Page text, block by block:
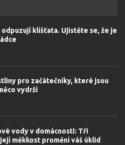
klíšťata. Ujistěte se, že je
pro začátečníky, které jsou
vydrží
vody v domácnosti: Tři
měkkost promění váš úklid